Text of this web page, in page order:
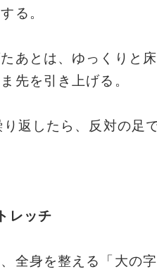
る。
あとは、ゆっくりと床
先を引き上げる。
返したら、反対の足
レッチ
全身を整える「大の字